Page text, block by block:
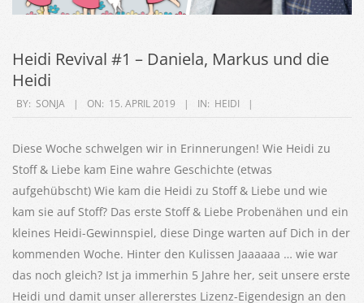
Heidi Revival #1 – Daniela, Markus und die
Heidi
2019-
15
BY: SONJA ON: 15. APRIL 2019 IN: HEIDI
Diese Woche schwelgen wir in Erinnerungen! Wie Heidi zu
Stoff & Liebe kam Eine wahre Geschichte (etwas
aufgehübscht) Wie kam die Heidi zu Stoff & Liebe und wie
kam sie auf Stoff? Das erste Stoff & Liebe Probenähen und ein
kleines Heidi-Gewinnspiel, diese Dinge warten auf Dich in der
kommenden Woche. Hinter den Kulissen Jaaaaaa … wie war
das noch gleich? Ist ja immerhin 5 Jahre her, seit unsere erste
Heidi und damit unser allererstes Lizenz-Eigendesign an den